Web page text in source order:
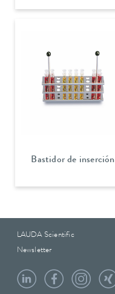
Bastidor de inserción
LAUDA Scientific
Newsletter